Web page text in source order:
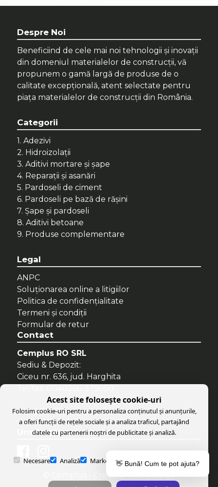
Despre Noi
Beneficiind de cele mai noi tehnologii și inovații
din domeniul materialelor de construcții, vă
propunem o gamă largă de produse de o
calitate excepțională, atent selectate pentru
piața materialelor de construcții din România.
Categorii
1. Adezivi
2. Hidroizolații
3. Aditivi mortare și șape
4. Reparații și asanări
5. Pardoseli de ciment
6. Pardoseli pe bază de rășini
7. Șape și pardoseli
8. Aditivi betoane
9. Produse complementare
Legal
ANPC
Soluționarea online a litigiilor
Politica de confidenţialitate
Termeni şi condiţii
Formular de retur
Contact
Cemplus RO SRL
Sediu & Depozit:
Ciceu nr. 636, jud. Harghita
CUI: 25134504
Urmăreşte-ne
- Created withSoldigo
👋 Bună! Cum te pot ajuta?
Acest site folosește cookie-uri
Folosim cookie-uri pentru a personaliza conținutul și anunțurile,
a oferi funcții de rețele sociale și a analiza traficul, partajând
datele cu partenerii noștri de publicitate și analiză.
Necesare Analiză Marketing Preferințe Parteneri